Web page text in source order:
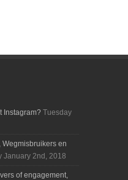
Instagram? Tuesday
en
January 2nd, 2018
of engagement,